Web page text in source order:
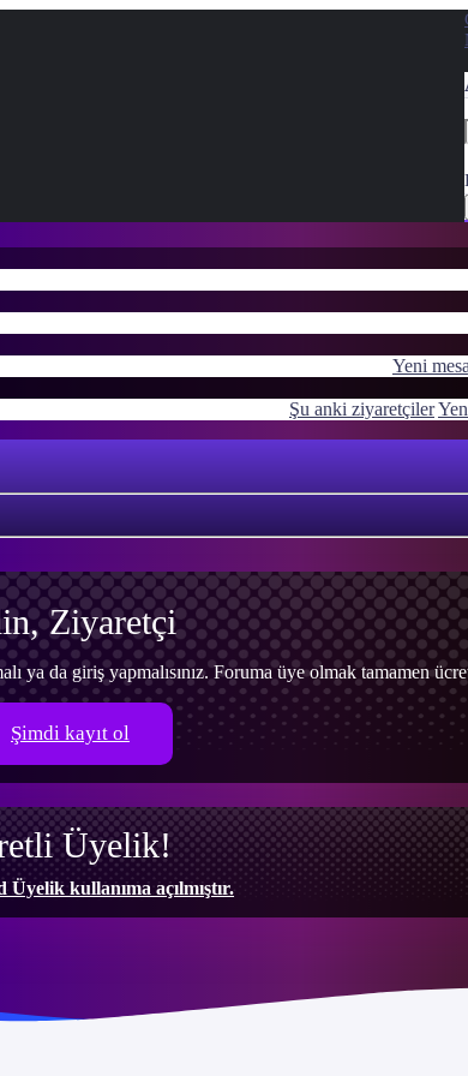
Yeni
Şu anki ziyaretçiler
Ziyaretçi
ya da giriş yapmalısınız. Foruma üye olmak tamamen
Şimdi kayıt ol
Üyelik!
kullanıma açılmıştır.